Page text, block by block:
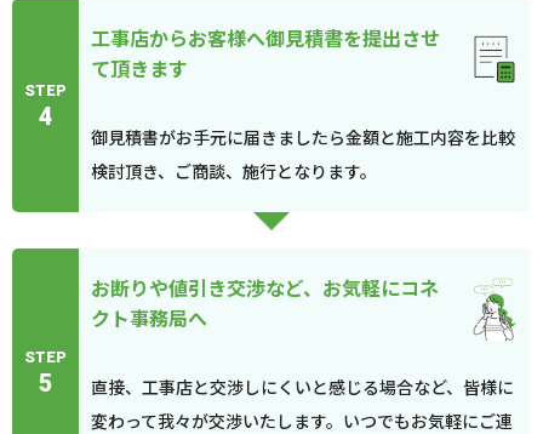
STEP
4
工事店からお客様へ御見積書を提出させ
て頂きます
御見積書がお手元に届きましたら金額と施工内容を比較
検討頂き、ご商談、施行となります。
STEP
5
お断りや値引き交渉など、お気軽にコネ
クト事務局へ
直接、工事店と交渉しにくいと感じる場合など、皆様に
変わって我々が交渉いたします。いつでもお気軽にご連